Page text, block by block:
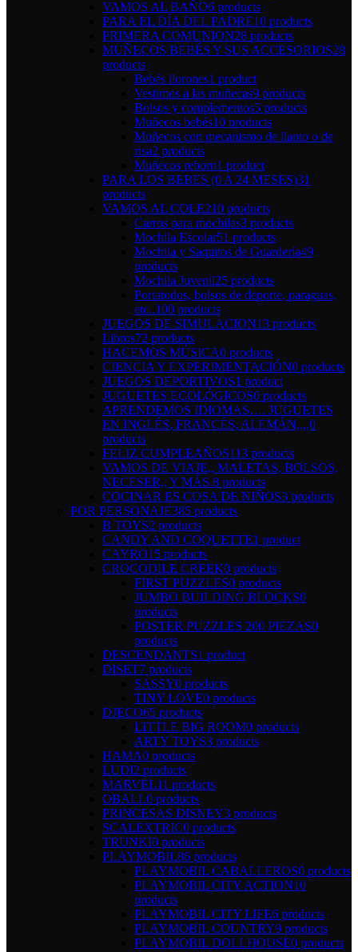
VAMOS AL BAÑO6 products
PARA EL DÍA DEL PADRE10 products
PRIMERA COMUNION28 products
MUÑECOS BEBÉS Y SUS ACCESORIOS28
products
Bebés llorones1 product
Vestimos a las muñecas9 products
Bolsos y complementos5 products
Muñecos bebés10 products
Muñecos con mecanismo de llanto o de
risa2 products
Muñecos reborn1 product
PARA LOS BEBES (0 A 24 MESES)31
products
VAMOS AL COLE210 products
Carros para mochilas3 products
Mochila Escolar51 products
Mochila y Saquitos de Guardería49
products
Mochila Juvenil25 products
Portatodos, bolsos de deporte, paraguas,
etc..100 products
JUEGOS DE SIMULACION13 products
Libros72 products
HACEMOS MÚSICA0 products
CIENCIA Y EXPERIMENTACIÓN0 products
JUEGOS DEPORTIVOS1 product
JUGUETES ECOLÓGICOS0 products
APRENDEMOS IDIOMAS…. JUGUETES
EN INGLÉS, FRANCÉS, ALEMÁN,,,,0
products
FELIZ CUMPLEAÑOS113 products
VAMOS DE VIAJE,, MALETAS, BOLSOS,
NECESER,, Y MÁS.8 products
COCINAR ES COSA DE NIÑOS3 products
POR PERSONAJE385 products
B TOYS2 products
CANDY AND COQUETTE1 product
CAYRO15 products
CROCODILE CREEK0 products
FIRST PUZZLES0 products
JUMBO BUILDING BLOCKS0
products
POSTER PUZZLES 200 PIEZAS0
products
DESCENDANTS1 product
DISET7 products
SASSY0 products
TINY LOVE0 products
DJECO65 products
LITTLE BIG ROOM0 products
ARTY TOYS3 products
HAMA0 products
LUDI2 products
MARVEL11 products
OBALL0 products
PRINCESAS DISNEY3 products
SCALEXTRIC0 products
TRUNKI0 products
PLAYMOBIL86 products
PLAYMOBIL CABALLEROS0 products
PLAYMOBIL CITY ACTION10
products
PLAYMOBIL CITY LIFE6 products
PLAYMOBIL COUNTRY9 products
PLAYMOBIL DOLLHOUSE0 products